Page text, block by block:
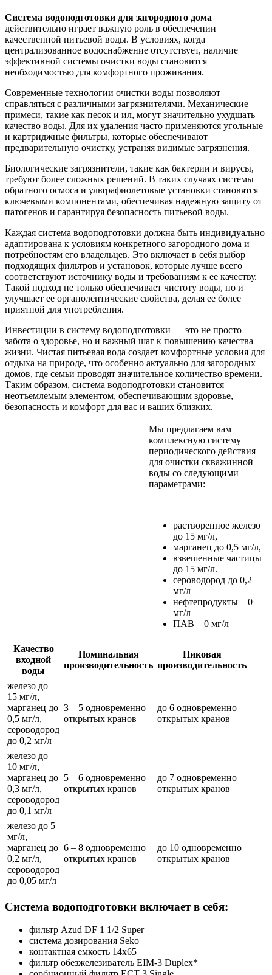
Система водоподготовки для загородного дома
действительно играет важную роль в обеспечении
качественной питьевой воды. В условиях, когда
централизованное водоснабжение отсутствует, наличие
эффективной системы очистки воды становится
необходимостью для комфортного проживания.
Современные технологии очистки воды позволяют
справляться с различными загрязнителями. Механические
примеси, такие как песок и ил, могут значительно ухудшать
качество воды. Для их удаления часто применяются угольные
и картриджные фильтры, которые обеспечивают
предварительную очистку, устраняя видимые загрязнения.
Биологические загрязнители, такие как бактерии и вирусы,
требуют более сложных решений. В таких случаях системы
обратного осмоса и ультрафиолетовые установки становятся
ключевыми компонентами, обеспечивая надежную защиту от
патогенов и гарантируя безопасность питьевой воды.
Каждая система водоподготовки должна быть индивидуально
адаптирована к условиям конкретного загородного дома и
потребностям его владельцев. Это включает в себя выбор
подходящих фильтров и установок, которые лучше всего
соответствуют источнику воды и требованиям к ее качеству.
Такой подход не только обеспечивает чистоту воды, но и
улучшает ее органолептические свойства, делая ее более
приятной для употребления.
Инвестиции в систему водоподготовки — это не просто
забота о здоровье, но и важный шаг к повышению качества
жизни. Чистая питьевая вода создает комфортные условия для
отдыха на природе, что особенно актуально для загородных
домов, где семьи проводят значительное количество времени.
Таким образом, система водоподготовки становится
неотъемлемым элементом, обеспечивающим здоровье,
безопасность и комфорт для вас и ваших близких.
Мы предлагаем вам
комплексную систему
периодического действия
для очистки скважинной
воды со следующими
параметрами:
растворенное железо
до 15 мг/л,
марганец до 0,5 мг/л,
взвешенные частицы
до 15 мг/л.
сероводород до 0,2
мг/л
нефтепродукты – 0
мг/л
ПАВ – 0 мг/л
Качество
входной
воды
Номинальная
производительность
Пиковая
производительность
железо до
15 мг/л,
марганец до
0,5 мг/л,
сероводород
до 0,2 мг/л
3 – 5 одновременно
открытых кранов
до 6 одновременно
открытых кранов
железо до
10 мг/л,
марганец до
0,3 мг/л,
сероводород
до 0,1 мг/л
5 – 6 одновременно
открытых кранов
до 7 одновременно
открытых кранов
железо до 5
мг/л,
марганец до
0,2 мг/л,
сероводород
до 0,05 мг/л
6 – 8 одновременно
открытых кранов
до 10 одновременно
открытых кранов
Система водоподготовки включает в себя:
фильтр Azud DF 1 1/2 Super
система дозирования Seko
контактная емкость 14х65
фильтр обезжелезиватель EIM-3 Duplex*